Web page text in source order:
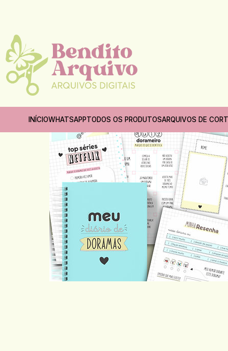
INÍCIOWHATSAPPTODOS OS PRODUTOSARQUIVOS DE